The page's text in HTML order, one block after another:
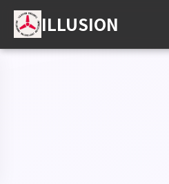
ILLUSION